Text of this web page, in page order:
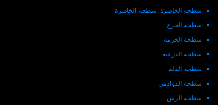
سطحة الخاصرة_سطحه الخاصرة
سطحة الخرج
سطحة الخرمة
سطحة الدرعية
سطحة الدلم
سطحة الدوادمي
سطحة الرس